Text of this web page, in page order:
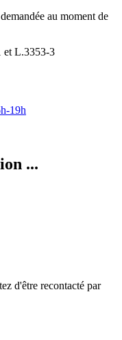
au moment de
et L.3353-3
19h
...
d'être recontacté par